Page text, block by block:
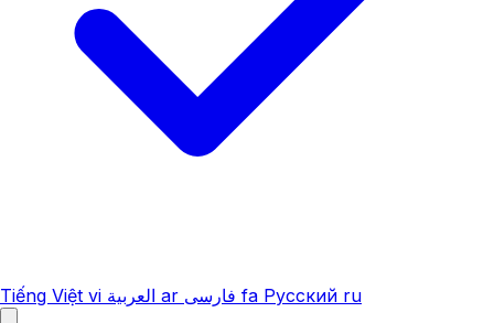
Tiếng Việt vi العربية ar فارسی fa Русский ru